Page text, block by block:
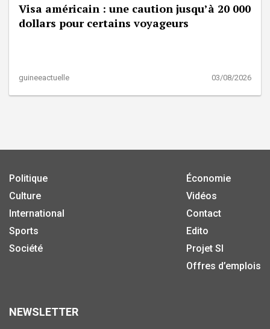
Visa américain : une caution jusqu’à 20 000
dollars pour certains voyageurs
guineeactuelle 03/08/2026
Politique
Culture
International
Sports
Société
Économie
Vidéos
Contact
Edito
Projet SI
Offres d’emplois
NEWSLETTER